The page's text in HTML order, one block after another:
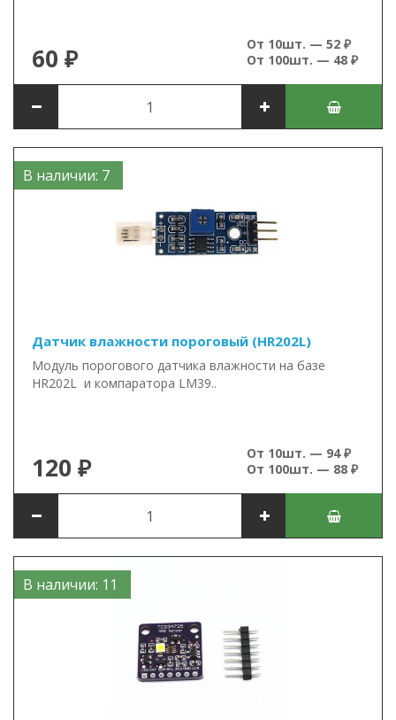
60 ₽
От 10шт. — 52 ₽
От 100шт. — 48 ₽
В наличии: 7
Датчик влажности пороговый (HR202L)
Модуль порогового датчика влажности на базе
HR202L и компаратора LM39..
120 ₽
От 10шт. — 94 ₽
От 100шт. — 88 ₽
В наличии: 11